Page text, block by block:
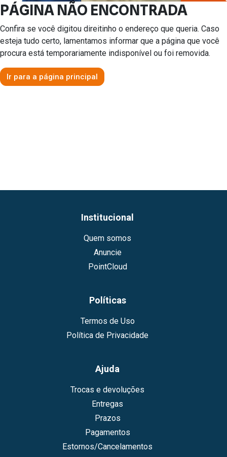
PÁGINA NÃO ENCONTRADA
Confira se você digitou direitinho o endereço que queria. Caso
esteja tudo certo, lamentamos informar que a página que você
procura está temporariamente indisponível ou foi removida.
Ir para a página principal
Institucional
Quem somos
Anuncie
PointCloud
Políticas
Termos de Uso
Política de Privacidade
Ajuda
Trocas e devoluções
Entregas
Prazos
Pagamentos
Estornos/Cancelamentos